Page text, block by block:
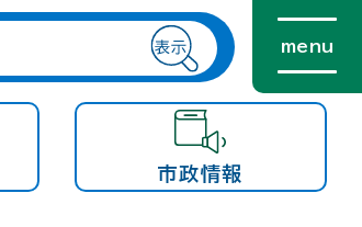
menu
市政情報